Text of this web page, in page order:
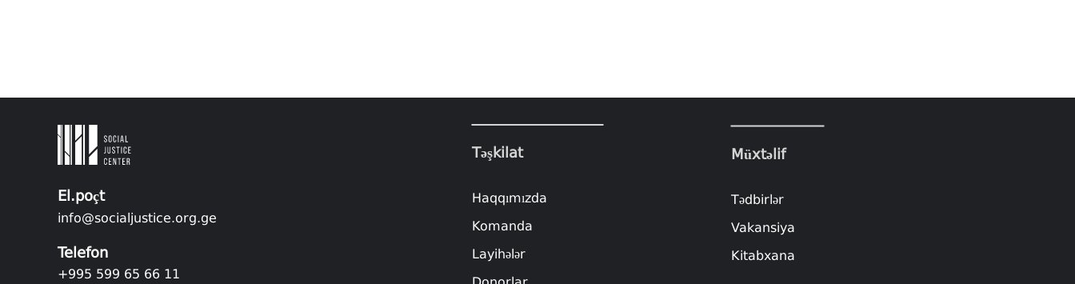
El.poçt
info@socialjustice.org.ge
Telefon
+995 599 65 66 11
Təşkilat
Haqqımızda
Komanda
Layihələr
Müxtəlif
Tədbirlər
Vakansiya
Kitabxana